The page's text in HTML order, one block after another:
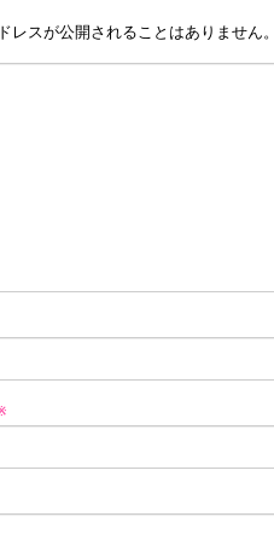
レスが公開されることはありません。